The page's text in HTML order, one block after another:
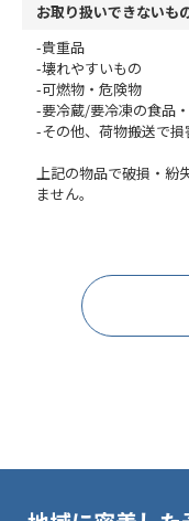
お取り扱いできないも
-貴重品
-壊れやすいもの
-可燃物・危険物
-要冷蔵/要冷凍の食品
-その他、荷物搬送で
上記の物品で破損・紛
ません。